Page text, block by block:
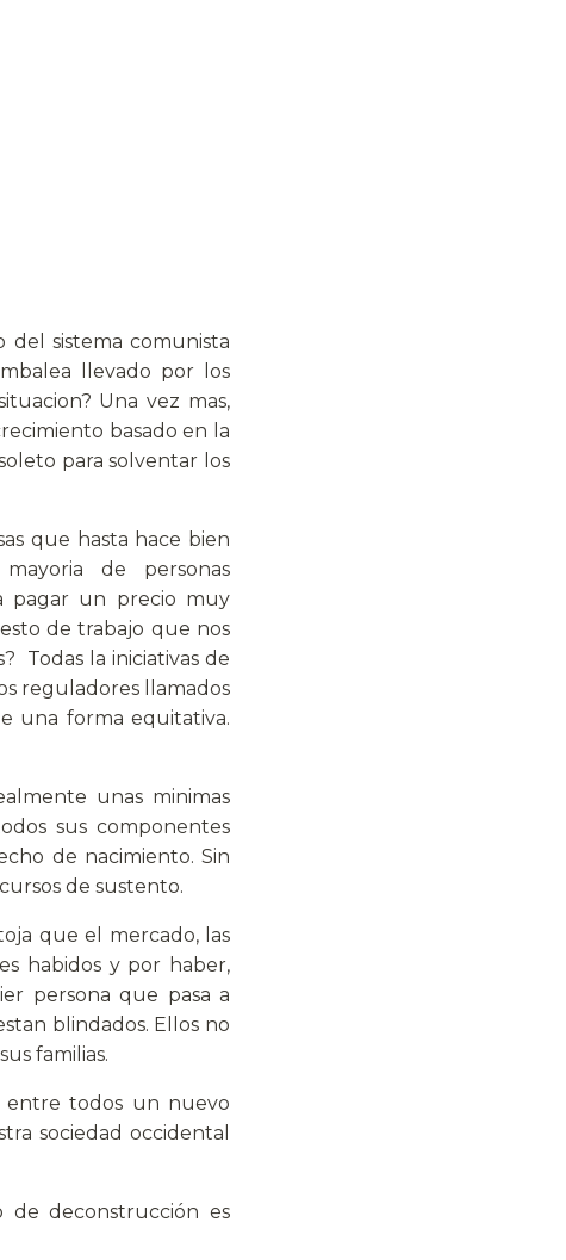
del sistema comunista
llevado por los
Una vez mas,
basado en la
para solventar los
que hasta hace bien
de personas
pagar un precio muy
de trabajo que nos
Todas la iniciativas de
reguladores llamados
una forma equitativa.
unas minimas
sus componentes
de nacimiento. Sin
de sustento.
que el mercado, las
habidos y por haber,
persona que pasa a
blindados. Ellos no
familias.
entre todos un nuevo
sociedad occidental
de deconstrucción es